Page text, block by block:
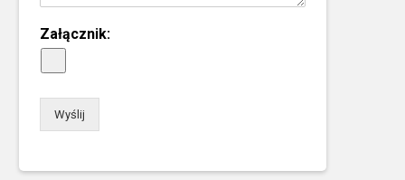
Załącznik:
Wyślij